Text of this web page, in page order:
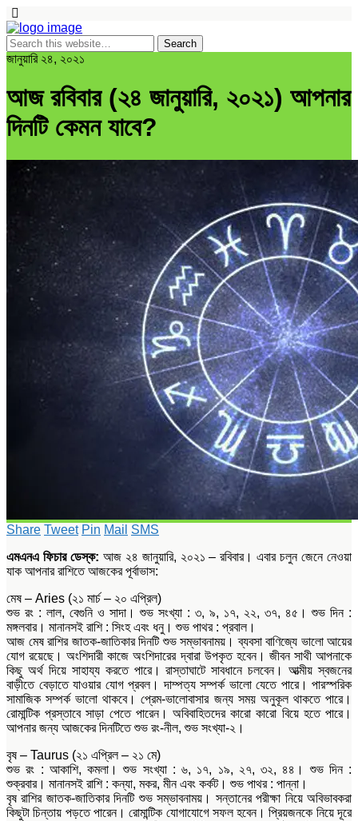
জানুয়ারি ২৪, ২০২১
আজ রবিবার (২৪ জানুয়ারি, ২০২১) আপনার
দিনটি কেমন যাবে?
Share Tweet Pin Mail SMS
এমএনএ ফিচার ডেস্ক: আজ ২৪ জানুয়ারি, ২০২১ – রবিবার। এবার চলুন জেনে নেওয়া
যাক আপনার রাশিতে আজকের পূর্বাভাস:
মেষ – Aries (২১ মার্চ – ২০ এপ্রিল)
শুভ রং : লাল, বেগুনি ও সাদা। শুভ সংখ্যা : ৩, ৯, ১৭, ২২, ৩৭, ৪৫। শুভ দিন :
মঙ্গলবার। মানানসই রাশি : সিংহ এবং ধনু। শুভ পাথর : প্রবাল।
আজ মেষ রাশির জাতক-জাতিকার দিনটি শুভ সম্ভাবনাময়। ব্যবসা বাণিজ্যে ভালো আয়ের
যোগ রয়েছে। অংশিদারী কাজে অংশিদারের দ্বারা উপকৃত হবেন। জীবন সাথী আপনাকে
কিছু অর্থ দিয়ে সাহায্য করতে পারে। রাস্তাঘাটে সাবধানে চলবেন। আত্মীয় স্বজনের
বাড়ীতে বেড়াতে যাওয়ার যোগ প্রবল। দাম্পত্য সম্পর্ক ভালো যেতে পারে। পারস্পরিক
সামাজিক সম্পর্ক ভালো থাকবে। প্রেম-ভালোবাসার জন্য সময় অনুকূল থাকতে পারে।
রোমান্টিক প্রস্তাবে সাড়া পেতে পারেন। অবিবাহিতদের কারো কারো বিয়ে হতে পারে।
আপনার জন্য আজকের দিনটিতে শুভ রং-নীল, শুভ সংখ্যা-২।
বৃষ – Taurus (২১ এপ্রিল – ২১ মে)
শুভ রং : আকাশি, কমলা। শুভ সংখ্যা : ৬, ১৭, ১৯, ২৭, ৩২, ৪৪। শুভ দিন :
শুক্রবার। মানানসই রাশি : কন্যা, মকর, মীন এবং কর্কট। শুভ পাথর : পান্না।
বৃষ রাশির জাতক-জাতিকার দিনটি শুভ সম্ভাবনাময়। সন্তানের পরীক্ষা নিয়ে অবিভাবকরা
কিছুটা চিন্তায় পড়তে পারেন। রোমান্টিক যোগাযোগে সফল হবেন। প্রিয়জনকে নিয়ে দূরে